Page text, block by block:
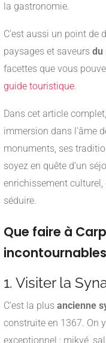
la gastronomie.
C’est aussi un point de
paysages et saveurs du
facettes que vous
guide touristique
Dans cet article
immersion dans l’âme
monuments, ses
soyez en quête d’un
enrichissement
séduire.
Que faire à
incontournables
1. Visiter la
C’est la plus ancienne
construite en 1367. On
exceptionnel : mikvé,